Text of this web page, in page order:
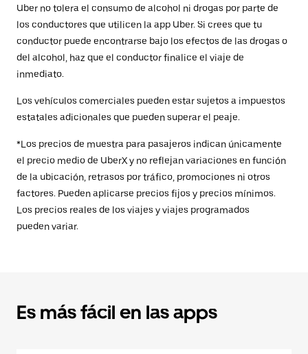
Uber no tolera el consumo de alcohol ni drogas por parte de
los conductores que utilicen la app Uber. Si crees que tu
conductor puede encontrarse bajo los efectos de las drogas o
del alcohol, haz que el conductor finalice el viaje de
inmediato.
Los vehículos comerciales pueden estar sujetos a impuestos
estatales adicionales que pueden superar el peaje.
*Los precios de muestra para pasajeros indican únicamente
el precio medio de UberX y no reflejan variaciones en función
de la ubicación, retrasos por tráfico, promociones ni otros
factores. Pueden aplicarse precios fijos y precios mínimos.
Los precios reales de los viajes y viajes programados
pueden variar.
Es más fácil en las apps